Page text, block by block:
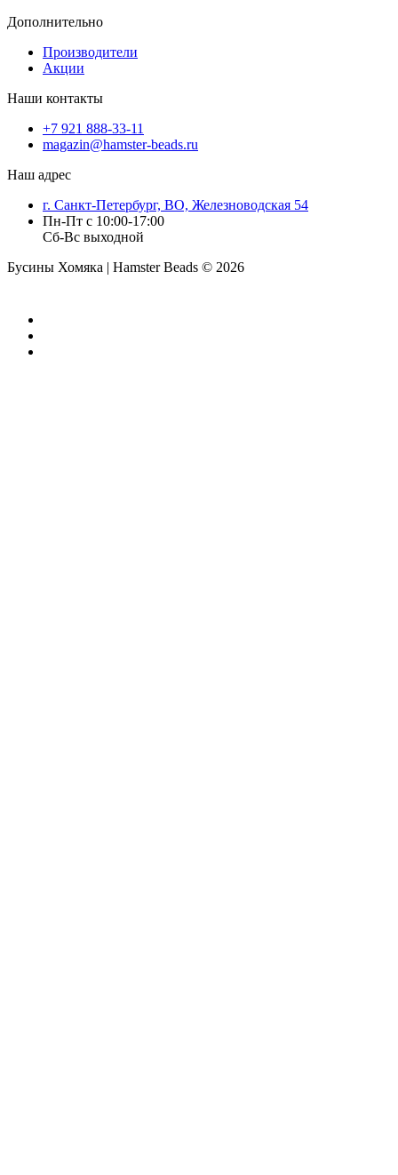
Дополнительно
Производители
Акции
Наши контакты
+7 921 888-33-11
magazin@hamster-beads.ru
Наш адрес
г. Санкт-Петербург, ВО, Железноводская 54
Пн-Пт с 10:00-17:00
Сб-Вс выходной
Бусины Хомяка | Hamster Beads © 2026